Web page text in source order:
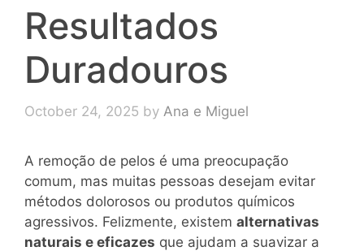
Resultados
Duradouros
October 24, 2025 by Ana e Miguel
A remoção de pelos é uma preocupação
comum, mas muitas pessoas desejam evitar
métodos dolorosos ou produtos químicos
agressivos. Felizmente, existem alternativas
naturais e eficazes que ajudam a suavizar a